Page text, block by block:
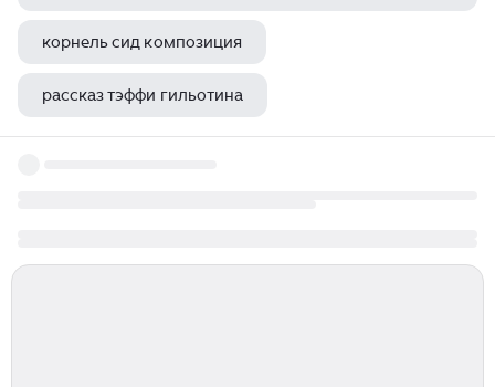
корнель сид композиция
рассказ тэффи гильотина